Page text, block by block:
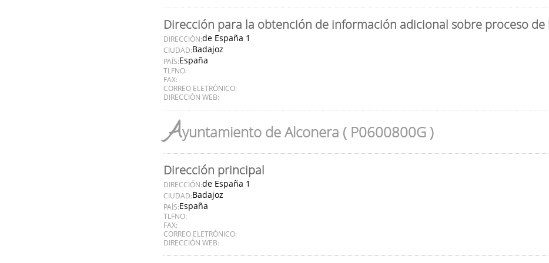
Dirección para la obtención de información adicional sobre proceso
DIRECCIÓN:de España 1
CIUDAD:Badajoz
PAÍS:España
TLFNO:
FAX:
CORREO ELETRÓNICO:
DIRECCIÓN WEB:
Ayuntamiento de Alconera ( P0600800G )
Dirección principal
DIRECCIÓN:de España 1
CIUDAD:Badajoz
PAÍS:España
TLFNO:
FAX:
CORREO ELETRÓNICO:
DIRECCIÓN WEB: